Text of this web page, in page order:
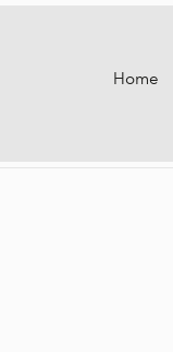
Home